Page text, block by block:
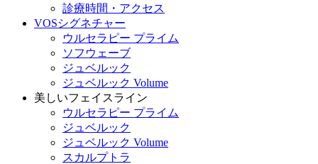
診療時間・アクセス
VOSシグネチャー
ウルセラピー プライム
ソフウェーブ
ジュベルック
ジュベルック Volume
美しいフェイスライン
ウルセラピー プライム
ジュベルック
ジュベルック Volume
スカルプトラ